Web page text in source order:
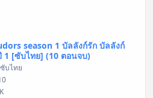
season 1 บัลลังก์รัก บัลลังก์
1 [ซับไทย] (10 ตอนจบ)
บไทย